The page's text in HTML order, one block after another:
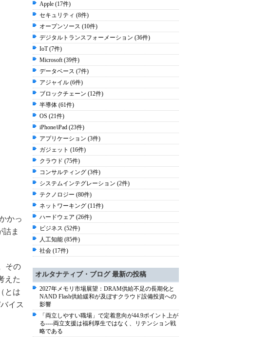
かっ
詰ま
その
えた
とは
イス
Apple (17件)
セキュリティ (8件)
オープンソース (10件)
デジタルトランスフォーメーション (36件)
IoT (7件)
Microsoft (39件)
データベース (7件)
アジャイル (6件)
ブロックチェーン (12件)
半導体 (61件)
OS (21件)
iPhone/iPad (23件)
アプリケーション (3件)
ガジェット (16件)
クラウド (75件)
コンサルティング (3件)
システムインテグレーション (2件)
テクノロジー (80件)
ネットワーキング (11件)
ハードウェア (26件)
ビジネス (52件)
人工知能 (85件)
社会 (17件)
オルタナティブ・ブログ 最新の投稿
2027年メモリ市場展望：DRAM供給不足の長期化と
NAND Flash供給緩和が及ぼすクラウド設備投資への
影響
「両立しやすい職場」で定着意向が44.9ポイント上が
る----両立支援は福利厚生ではなく、リテンション戦
略である